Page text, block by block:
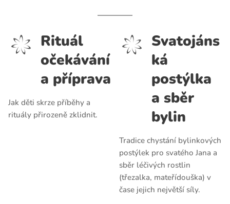
Rituál
očekávání
a příprava
Jak děti skrze příběhy a
rituály přirozeně zklidnit.
Svatojáns
ká
postýlka
a sběr
bylin
Tradice chystání bylinkových
postýlek pro svatého Jana a
sběr léčivých rostlin
(třezalka, mateřídouška) v
čase jejich největší síly.